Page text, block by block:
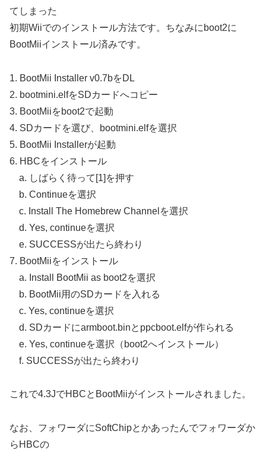
てしまった
初期Wiiでのインストール方法です。ちなみにboot2に
BootMiiインストール済みです。
1. BootMii Installer v0.7bをDL
2. bootmini.elfをSDカードへコピー
3. BootMiiをboot2で起動
4. SDカードを選び、bootmini.elfを選択
5. BootMii Installerが起動
6. HBCをインストール
a. しばらく待って[1]を押す
b. Continueを選択
c. Install The Homebrew Channelを選択
d. Yes, continueを選択
e. SUCCESSが出たら終わり
7. BootMiiをインストール
a. Install BootMii as boot2を選択
b. BootMii用のSDカードを入れる
c. Yes, continueを選択
d. SDカードにarmboot.binとppcboot.elfが作られる
e. Yes, continueを選択（boot2へインストール）
f. SUCCESSが出たら終わり
これで4.3JでHBCとBootMiiがインストールされました。
なお、フォワーダにSoftChipとかあったんでフォワーダか
らHBCの